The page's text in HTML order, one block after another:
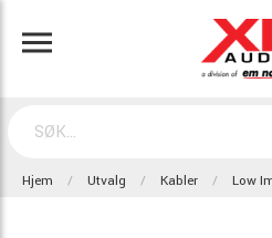
Hjem Utvalg Kabler Low